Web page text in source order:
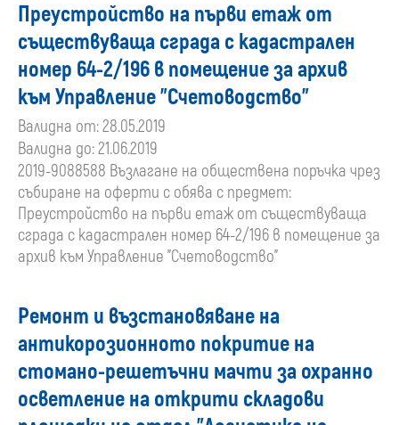
Преустройство на първи етаж от
съществуваща сграда с кадастрален
номер 64-2/196 в помещение за архив
към Управление "Счетоводство”
Валидна от: 28.05.2019
Валидна до: 21.06.2019
2019-9088588 Възлагане на обществена поръчка чрез
събиране на оферти с обява с предмет:
Преустройство на първи етаж от съществуваща
сграда с кадастрален номер 64-2/196 в помещение за
архив към Управление "Счетоводство”
Ремонт и възстановяване на
антикорозионното покритие на
стомано-решетъчни мачти за охранно
осветление на открити складови